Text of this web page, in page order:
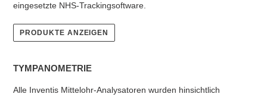
eingesetzte NHS-Trackingsoftware.
PRODUKTE ANZEIGEN
TYMPANOMETRIE
Alle Inventis Mittelohr-Analysatoren wurden hinsichtlich